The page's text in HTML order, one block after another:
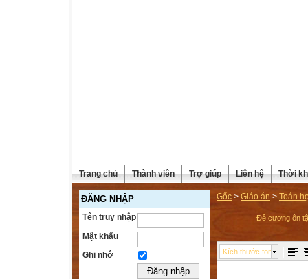
Trang chủ Thành viên Trợ giúp Liên hệ Thời
ĐĂNG NHẬP
Tên truy nhập
Mật khẩu
Ghi nhớ
Gốc > Giáo án > Toán
Đề cương ôn
Kích thước font